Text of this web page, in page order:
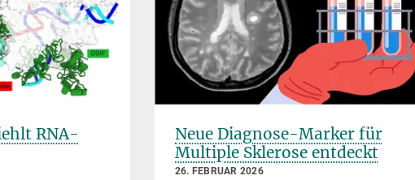
RNA-
Neue Diagnose-Marker für
Multiple Sklerose entdeckt
26. FEBRUAR 2026